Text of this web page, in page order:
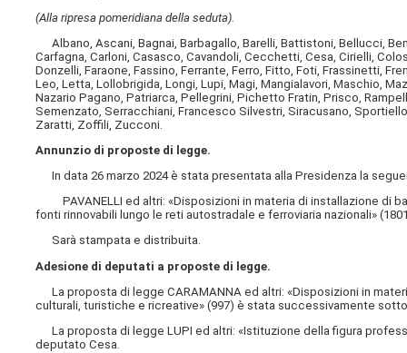
(Alla ripresa pomeridiana della seduta).
Albano, Ascani, Bagnai, Barbagallo, Barelli, Battistoni, Bellucci,
Carfagna, Carloni, Casasco, Cavandoli, Cecchetti, Cesa, Cirielli,
Donzelli, Faraone, Fassino, Ferrante, Ferro, Fitto, Foti, Frassinetti,
Leo, Letta, Lollobrigida, Longi, Lupi, Magi, Mangialavori, Maschio,
Nazario Pagano, Patriarca, Pellegrini, Pichetto Fratin, Prisco,
Semenzato, Serracchiani, Francesco Silvestri, Siracusano,
Zaratti, Zoffili, Zucconi.
Annunzio di proposte di legge.
In data 26 marzo 2024 è stata presentata alla Presidenza la
PAVANELLI ed altri: «Disposizioni in materia di installazione di
fonti rinnovabili lungo le reti autostradale e ferroviaria nazionali»
Sarà stampata e distribuita.
Adesione di deputati a proposte di legge.
La proposta di legge CARAMANNA ed altri: «Disposizioni in
culturali, turistiche e ricreative» (997) è stata successivamente
La proposta di legge LUPI ed altri: «Istituzione della figura
deputato Cesa.